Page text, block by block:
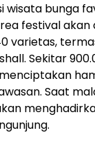
wisata bunga
festival akan
varietas,
Sekitar
Saat